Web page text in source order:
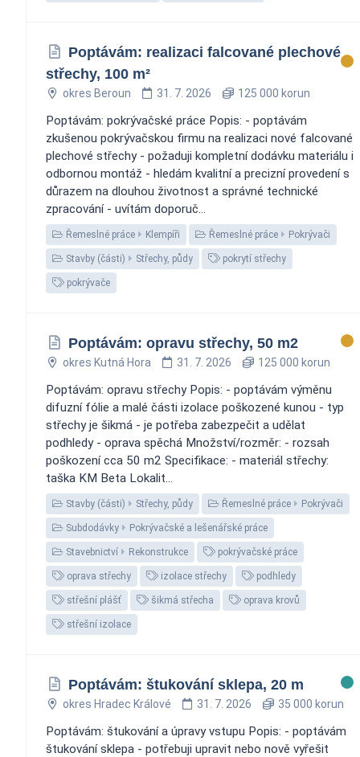
Poptávám: realizaci falcované plechové
střechy, 100 m²
okres Beroun 31. 7. 2026 125 000 korun
Poptávám: pokrývačské práce Popis: - poptávám
zkušenou pokrývačskou firmu na realizaci nové falcované
plechové střechy - požaduji kompletní dodávku materiálu i
odbornou montáž - hledám kvalitní a precizní provedení s
důrazem na dlouhou životnost a správné technické
zpracování - uvítám doporuč...
Řemeslné práce Klempíři Řemeslné práce Pokrývači
Stavby (části) Střechy, půdy pokrytí střechy
pokrývače
Poptávám: opravu střechy, 50 m2
okres Kutná Hora 31. 7. 2026 125 000 korun
Poptávám: opravu střechy Popis: - poptávám výměnu
difuzní fólie a malé části izolace poškozené kunou - typ
střechy je šikmá - je potřeba zabezpečit a udělat
podhledy - oprava spěchá Množství/rozměr: - rozsah
poškození cca 50 m2 Specifikace: - materiál střechy:
taška KM Beta Lokalit...
Stavby (části) Střechy, půdy Řemeslné práce Pokrývači
Subdodávky Pokrývačské a lešenářské práce
Stavebnictví Rekonstrukce pokrývačské práce
oprava střechy izolace střechy podhledy
střešní plášť šikmá střecha oprava krovů
střešní izolace
Poptávám: štukování sklepa, 20 m
okres Hradec Králové 31. 7. 2026 35 000 korun
Poptávám: štukování a úpravy vstupu Popis: - poptávám
štukování sklepa - potřebuji upravit nebo nově vyřešit